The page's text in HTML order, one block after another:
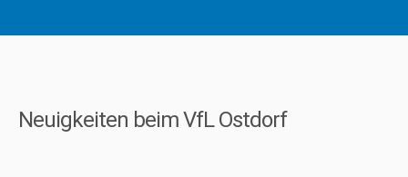
Neuigkeiten beim VfL Ostdorf